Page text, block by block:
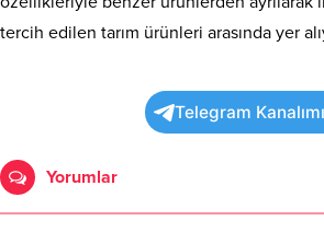
tercih edilen tarım ürünleri arasında yer
Telegram
Yorumlar